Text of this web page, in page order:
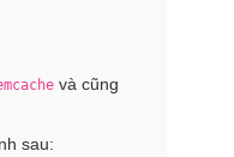
và cũng
sau: